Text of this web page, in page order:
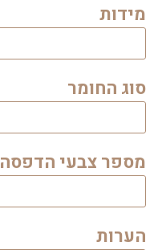
מידות
סוג החומר
מספר צבעי הדפסה
הערות